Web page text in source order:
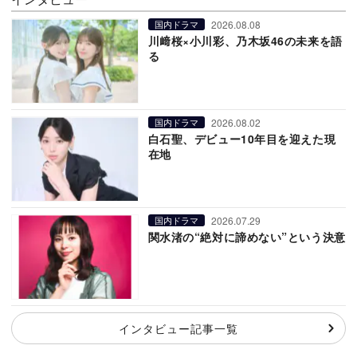
国内ドラマ 2026.08.08
川﨑桜×小川彩、乃木坂46の未来を語
る
国内ドラマ 2026.08.02
白石聖、デビュー10年目を迎えた現
在地
国内ドラマ 2026.07.29
関水渚の“絶対に諦めない”という決意
インタビュー記事一覧